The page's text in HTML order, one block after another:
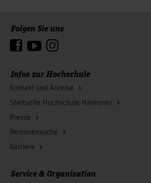
Infos zur Hochschule
Kontakt und Anreise
Startseite Hochschule Hannover
Presse
Personensuche
Karriere
Folgen Sie uns
Service & Organisation